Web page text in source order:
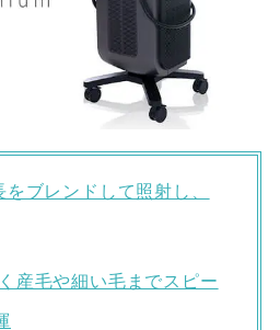
ブレンドして照射し、
産毛や細い毛までスピー